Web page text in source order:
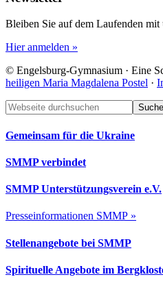
Bleiben Sie auf dem Laufenden mit
Hier anmelden »
© Engelsburg-Gymnasium · Eine
heiligen Maria Magdalena Postel ·
Footer
Webseite
durchsuchen
Gemeinsam für die Ukraine
SMMP verbindet
SMMP Unterstützungsverein e.V.
Presseinformationen SMMP »
Stellenangebote bei SMMP
Spirituelle Angebote im